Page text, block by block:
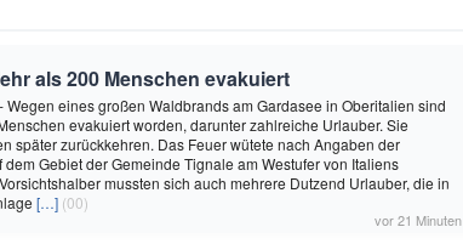
als 200 Menschen evakuiert
Wegen eines großen Waldbrands am Gardasee in Oberitalien sind
evakuiert worden, darunter zahlreiche Urlauber. Sie
später zurückkehren. Das Feuer wütete nach Angaben der
dem Gebiet der Gemeinde Tignale am Westufer von Italiens
mussten sich auch mehrere Dutzend Urlauber, die in
[…] (00)
vor 21 Minuten